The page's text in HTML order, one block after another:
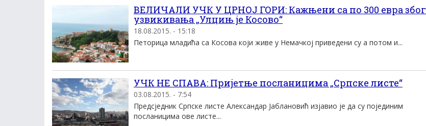
ВЕЛИЧАЛИ УЧК У ЦРНОЈ ГОРИ: Кажњени са по 300 евра због
узвикивања „Улцињ је Косово“
18.08.2015. - 15:18
Петорица младића са Косова који живе у Немачкој приведени су а потом и...
УЧК НЕ СПАВА: Пријетње посланицима „Српске листе“
03.08.2015. - 7:54
Предсједник Српске листе Александар Јаблановић изјавио је да су појединим
посланицима ове листе...